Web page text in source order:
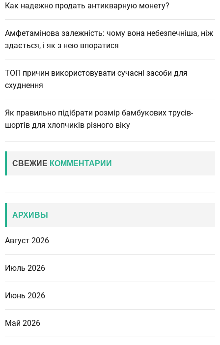
Как надежно продать антикварную монету?
Амфетамінова залежність: чому вона небезпечніша, ніж
здається, і як з нею впоратися
ТОП причин використовувати сучасні засоби для
схуднення
Як правильно підібрати розмір бамбукових трусів-
шортів для хлопчиків різного віку
СВЕЖИЕ КОММЕНТАРИИ
АРХИВЫ
Август 2026
Июль 2026
Июнь 2026
Май 2026